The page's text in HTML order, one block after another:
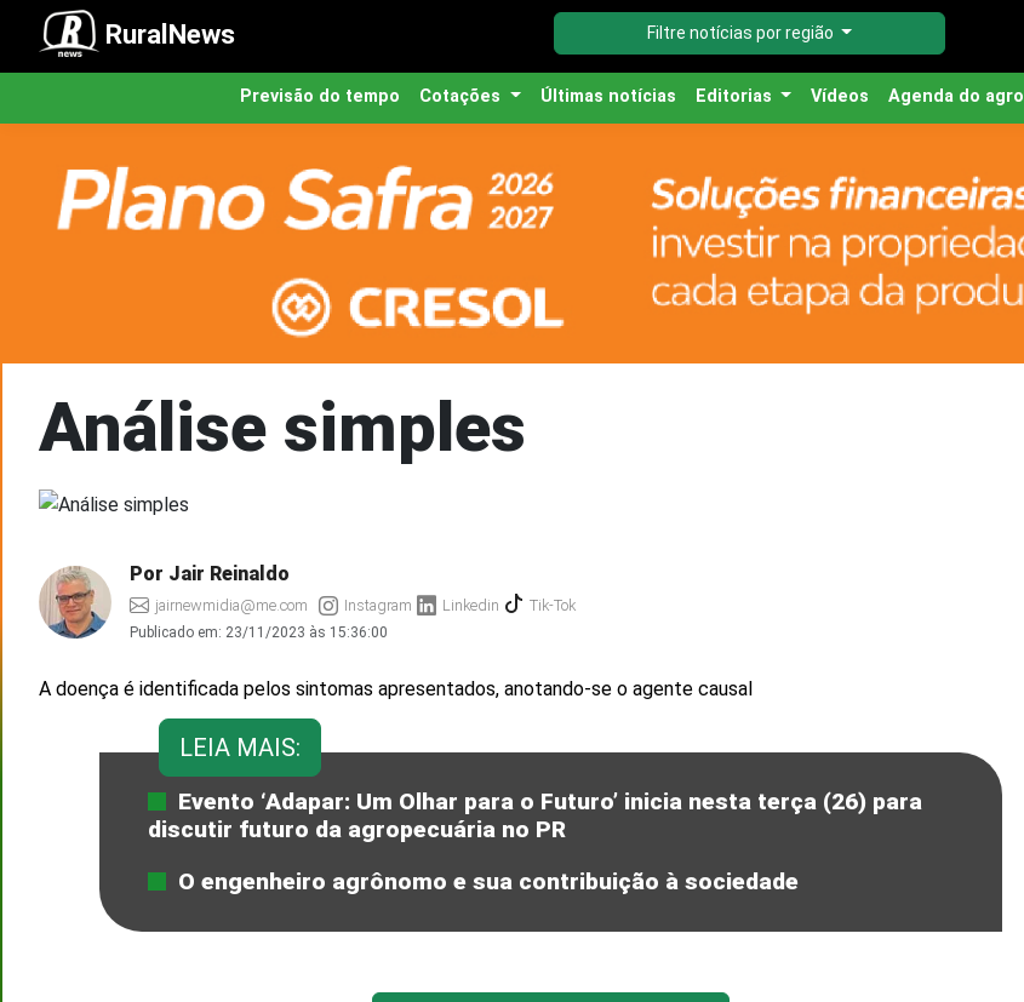
RuralNews Filtre notícias por região
Previsão do tempo Cotações Últimas notícias Editorias Vídeos Agenda do agro
Análise simples
Por Jair Reinaldo
jairnewmidia@me.com Instagram Linkedin Tik-Tok
Publicado em: 23/11/2023 às 15:36:00
A doença é identificada pelos sintomas apresentados, anotando-se o agente causal
LEIA MAIS:
Evento ‘Adapar: Um Olhar para o Futuro’ inicia nesta terça (26) para
discutir futuro da agropecuária no PR
O engenheiro agrônomo e sua contribuição à sociedade